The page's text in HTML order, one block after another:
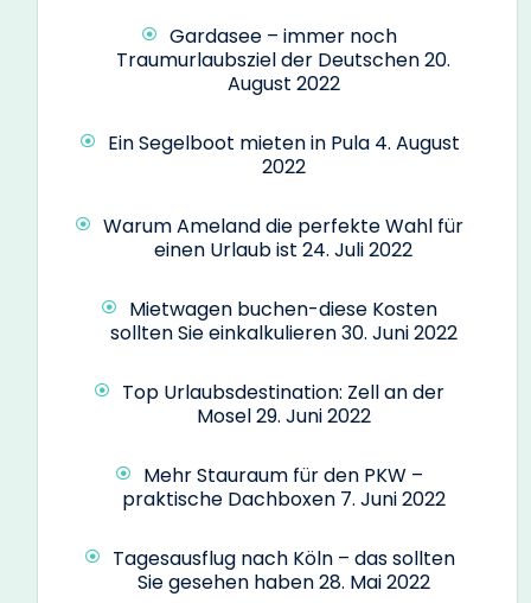
Gardasee – immer noch
Traumurlaubsziel der Deutschen20.
August 2022
Ein Segelboot mieten in Pula 4. August
2022
Warum Ameland die perfekte Wahl für
einen Urlaub ist 24. Juli 2022
Mietwagen buchen-diese Kosten
sollten Sie einkalkulieren30. Juni 2022
Top Urlaubsdestination: Zell an der
Mosel29. Juni 2022
Mehr Stauraum für den PKW –
praktische Dachboxen 7. Juni 2022
Tagesausflug nach Köln – das sollten
Sie gesehen haben28. Mai 2022